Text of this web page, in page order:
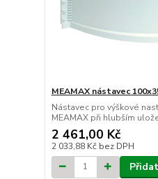
MEAMAX nástavec
Nástavec pro výškové
MEAMAX při hlubším
2 461,00 Kč
2 033,88 Kč bez DPH